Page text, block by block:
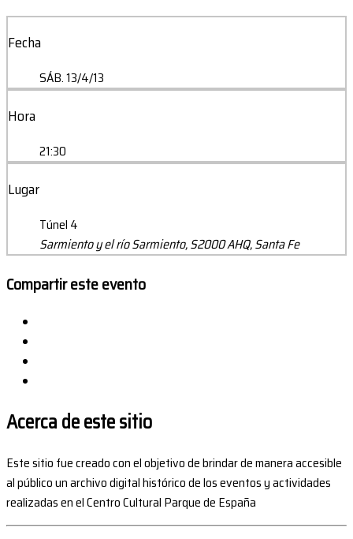
Fecha
SÁB. 13/4/13
Hora
21:30
Lugar
Túnel 4
Sarmiento y el río Sarmiento, S2000 AHQ, Santa Fe
Compartir este evento
Acerca de este sitio
Este sitio fue creado con el objetivo de brindar de manera accesible
al público un archivo digital histórico de los eventos y actividades
realizadas en el Centro Cultural Parque de España